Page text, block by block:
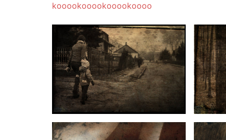
kooookooookooookoooo